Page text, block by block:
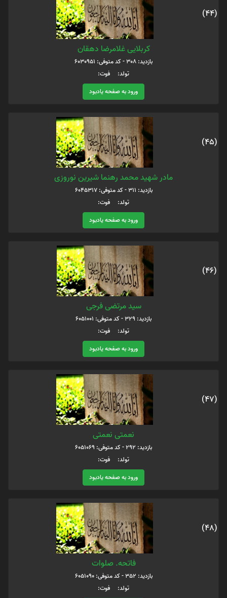
(44)
کربلایی غلامرضا دهقان
بازدید: 308 - کد متوفی: 6030951
تولد: فوت:
ورود به صفحه یادبود
(45)
مادر شهید محمد رهنما شیرین نوروزی
بازدید: 311 - کد متوفی: 6045317
تولد: فوت:
ورود به صفحه یادبود
(46)
سید مرتضی فرجی
بازدید: 329 - کد متوفی: 6051001
تولد: فوت:
ورود به صفحه یادبود
(47)
نعمتی نعمتی
بازدید: 292 - کد متوفی: 6051069
تولد: فوت:
ورود به صفحه یادبود
(48)
فاتحه. صلوات
بازدید: 352 - کد متوفی: 6051090
تولد: فوت: